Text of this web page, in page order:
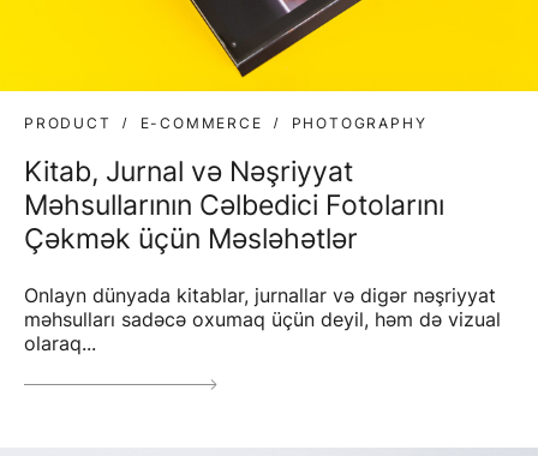
PRODUCT E-COMMERCE PHOTOGRAPHY
Kitab, Jurnal və Nəşriyyat
Məhsullarının Cəlbedici Fotolarını
Çəkmək üçün Məsləhətlər
Onlayn dünyada kitablar, jurnallar və digər nəşriyyat
məhsulları sadəcə oxumaq üçün deyil, həm də vizual
olaraq...